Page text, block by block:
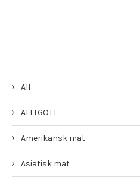
All
ALLTGOTT
Amerikansk mat
Asiatisk mat